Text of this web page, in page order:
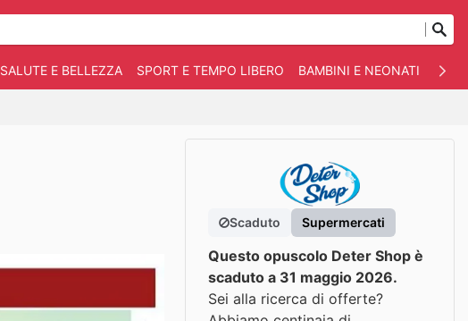
SALUTE E BELLEZZA SPORT E TEMPO LIBERO BAMBINI E NEONATI
Scaduto Supermercati
Questo opuscolo Deter Shop è
scaduto a 31 maggio 2026.
Sei alla ricerca di offerte?